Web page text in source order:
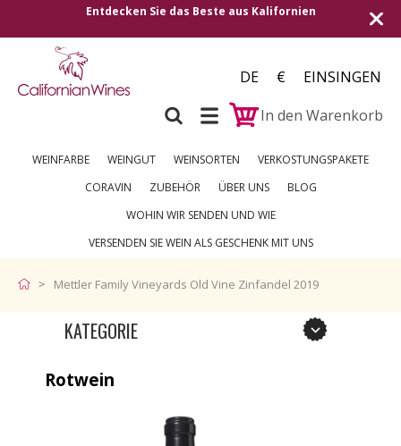
Sie das Beste aus Kalifornien Versand
DE €
EINSINGEN
In den Warenkorb
WEINFARBE WEINGUT WEINSORTEN
VERKOSTUNGSPAKETE
CORAVIN
ZUBEHÖR ÜBER UNS
BLOG
WOHIN WIR SENDEN UND WIE
VERSENDEN SIE WEIN ALS GESCHENK MIT UNS
Mettler Family Vineyards Old Vine Zinfandel 2019
KATEGORIE
Rotwein